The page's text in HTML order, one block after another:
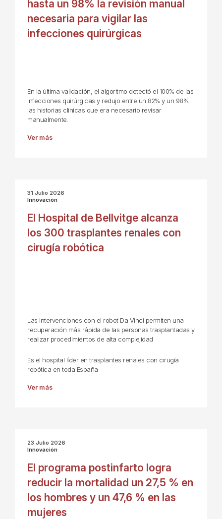
hasta un 98% la revisión manual
necesaria para vigilar las
infecciones quirúrgicas
En la última validación, el algoritmo detectó el 100% de las
infecciones quirúrgicas y redujo entre un 82% y un 98%
las historias clínicas que era necesario revisar
manualmente.
Ver más
31 Julio 2026
Innovación
El Hospital de Bellvitge alcanza
los 300 trasplantes renales con
cirugía robótica
Las intervenciones con el robot Da Vinci permiten una
recuperación más rápida de las personas trasplantadas y
realizar procedimientos de alta complejidad
Es el hospital líder en trasplantes renales con cirugía
robótica en toda España
Ver más
23 Julio 2026
Innovación
El programa postinfarto logra
reducir la mortalidad un 27,5 % en
los hombres y un 47,6 % en las
mujeres